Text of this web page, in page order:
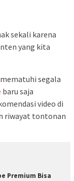
sekali karena
yang kita
segala
baru saja
video di
riwayat tontonan
Premium Bisa